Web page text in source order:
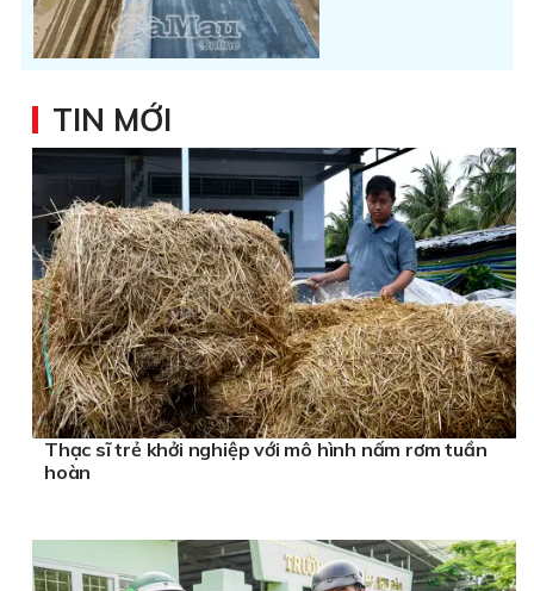
TIN MỚI
Thạc sĩ trẻ khởi nghiệp với mô hình nấm rơm tuần
hoàn